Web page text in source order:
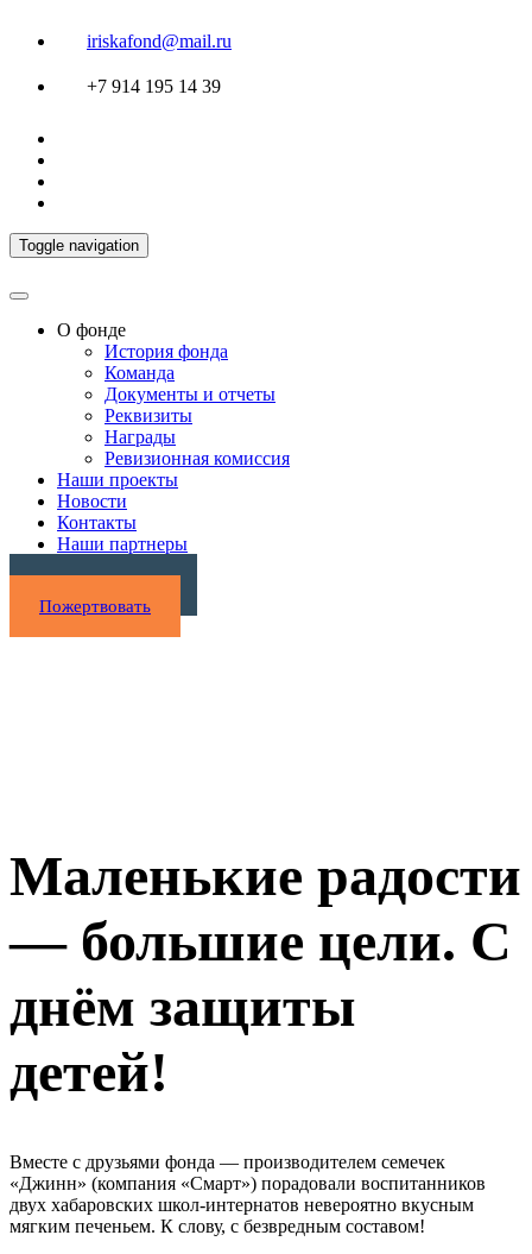
iriskafond@mail.ru
+7 914 195 14 39
Toggle navigation
О фонде
История фонда
Команда
Документы и отчеты
Реквизиты
Награды
Ревизионная комиссия
Наши проекты
Новости
Контакты
Наши партнеры
Пожертвовать
Маленькие радости
— большие цели. С
днём защиты
детей!
Вместе с друзьями фонда — производителем семечек
«Джинн» (компания «Смарт») порадовали воспитанников
двух хабаровских школ-интернатов невероятно вкусным
мягким печеньем. К слову, с безвредным составом!